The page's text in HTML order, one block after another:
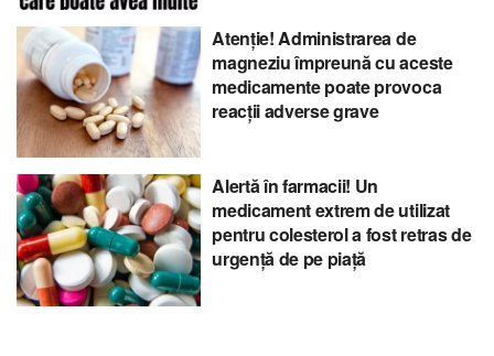
Atenție! Administrarea de
magneziu împreună cu aceste
medicamente poate provoca
reacții adverse grave
Alertă în farmacii! Un
medicament extrem de utilizat
pentru colesterol a fost retras de
urgență de pe piață